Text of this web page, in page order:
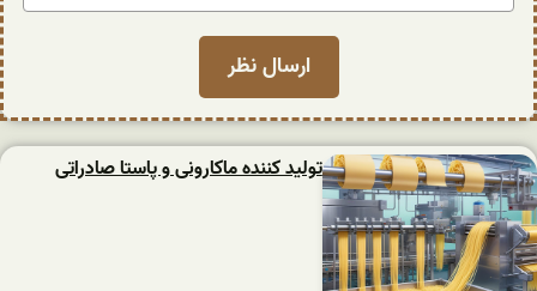
تولید کننده ماکارونی و پاستا صادراتی